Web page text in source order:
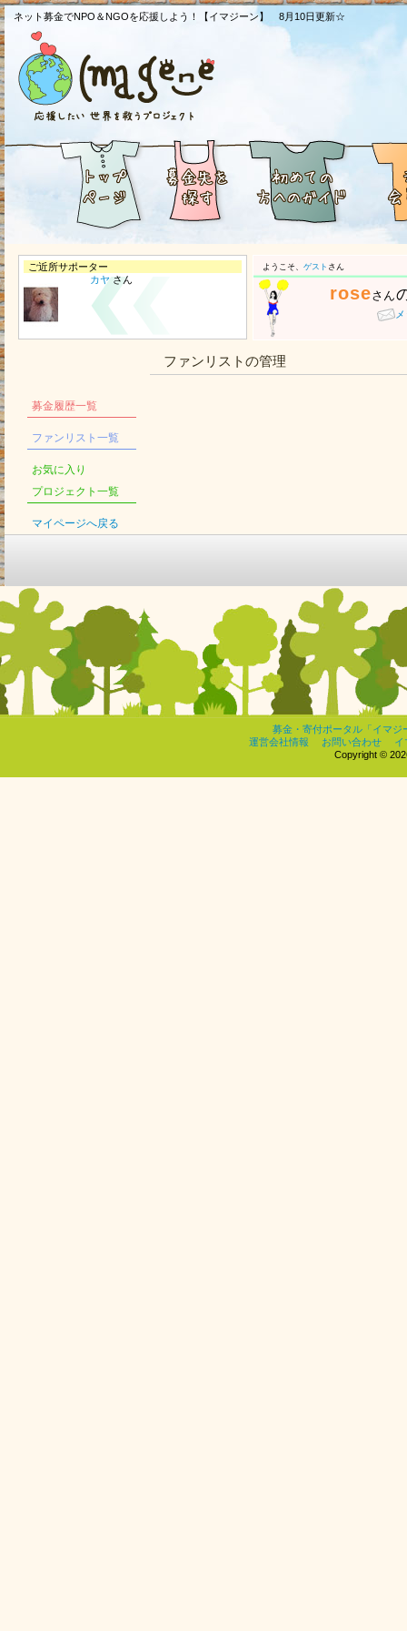
ネット募金でNPO＆NGOを応援しよう！【イマジーン】 8月10日更新☆
ご近所サポーター
カヤさん
ようこそ、 ゲスト さん
roseさん
募金履歴一覧
ファンリスト一覧
お気に入り
プロジェクト一覧
マイページへ戻る
ファンリストの管理
募金・寄付ポータル「イマジ
運営会社情報
お問い合わせ
イ
Copyright ©